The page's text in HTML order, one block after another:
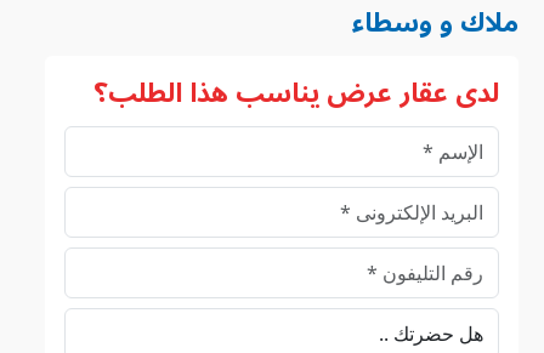
ملاك و وسطاء
لدى عقار عرض يناسب هذا الطلب؟